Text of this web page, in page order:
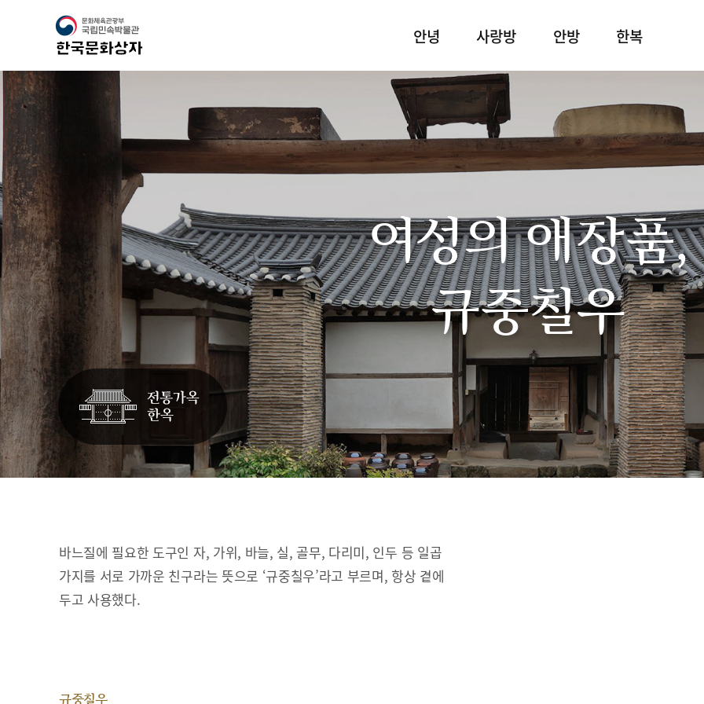
안녕 사랑방 안방 한복
여성의 애장품,
규중칠우
바느질에 필요한 도구인 자, 가위, 바늘, 실, 골무, 다리미, 인두 등 일곱
가지를 서로 가까운 친구라는 뜻으로 ‘규중칠우’라고 부르며, 항상 곁에
두고 사용했다.
규중칠우